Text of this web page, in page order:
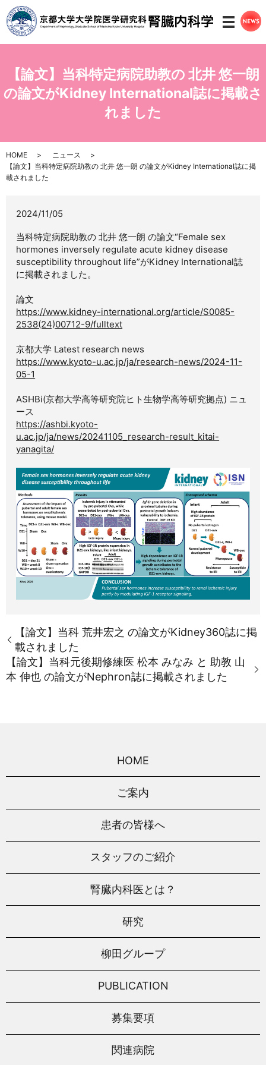
メニ
【論文】当科特定病院助教の 北井 悠一朗
の論文がKidney International誌に掲載さ
れました
HOME
ニュース
【論文】当科特定病院助教の 北井 悠一朗 の論文がKidney International誌に掲
載されました
2024/11/05
当科特定病院助教の 北井 悠一朗 の論文“Female sex
hormones inversely regulate acute kidney disease
susceptibility throughout life”がKidney International誌
に掲載されました。
論文
https://www.kidney-international.org/article/S0085-
2538(24)00712-9/fulltext
京都大学 Latest research news
https://www.kyoto-u.ac.jp/ja/research-news/2024-11-
05-1
ASHBi(京都大学高等研究院ヒト生物学高等研究拠点) ニュ
ース
https://ashbi.kyoto-
u.ac.jp/ja/news/20241105_research-result_kitai-
yanagita/
【論文】当科 荒井宏之 の論文がKidney360誌に掲
載されました
【論文】当科元後期修練医 松本 みなみ と 助教 山
本 伸也 の論文がNephron誌に掲載されました
HOME
ご案内
患者の皆様へ
スタッフのご紹介
腎臓内科医とは？
研究
柳田グループ
PUBLICATION
募集要項
関連病院